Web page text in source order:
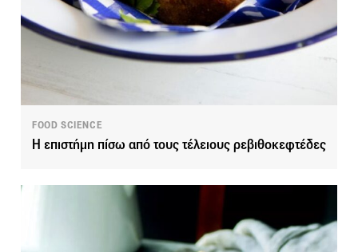
FOOD SCIENCE
Η επιστήμη πίσω από τους τέλειους ρεβιθοκεφτέδες